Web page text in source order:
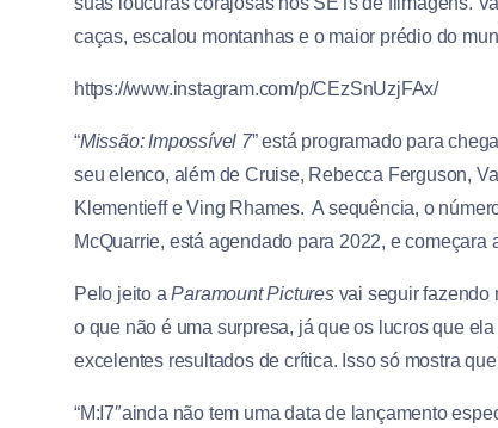
caças, escalou montanhas e o maior prédio do
https://www.instagram.com/p/CEzSnUzjFAx/
“Missão: Impossível 7” está programado para
seu elenco, além de Cruise, Rebecca Ferguson,
Klementieff e Ving Rhames. A sequência, o
McQuarrie, está agendado para 2022, e
Pelo jeito aParamount Pictures vai seguir fazendo
o que não é uma surpresa, já que os lucros que
excelentes resultados de crítica. Isso só mostra
“M:I7″ainda não tem uma data de lançamento